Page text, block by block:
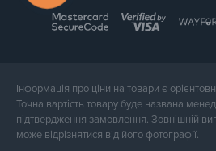
Інформація про ціни на товари є
Точна вартість товару буде названа
підтвердження замовлення. Зовнішній
може відрізнятися від його фотографії.